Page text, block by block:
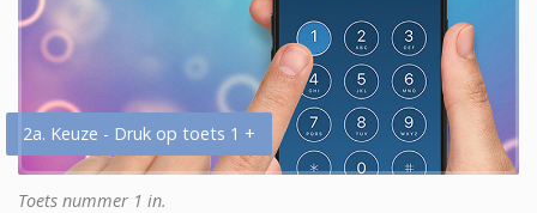
2a. Keuze - Druk op toets 1 +
Toets nummer 1 in.